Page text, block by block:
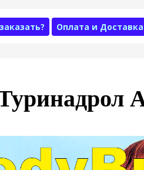
Оплата и Доставка